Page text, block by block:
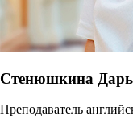
Стенюшкина
Преподаватель